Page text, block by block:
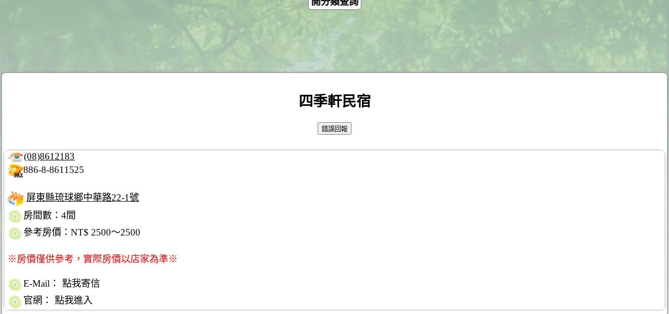
四季軒民宿
(08)8612183
886-8-8611525
屏東縣琉球鄉中華路22-1號
房間數：4間
參考房價：NT$ 2500～2500
※房價僅供參考，實際房價以店家為準※
E-Mail：
點我寄信
官網：
點我進入